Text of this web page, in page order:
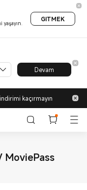
yaşayın.
GITMEK
Devam
kaçırmayın
MoviePass